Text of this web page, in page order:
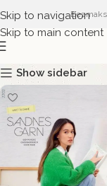
Skip to navigation
Skip to main content
Show sidebar